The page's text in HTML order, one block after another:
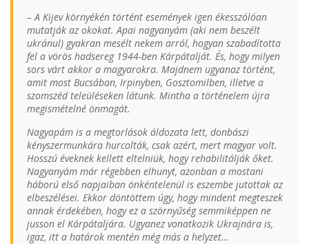
– A Kijev környékén történt események igen ékesszólóan
mutatják az okokat. Apai nagyanyám (aki nem beszélt
ukránul) gyakran mesélt nekem arról, hogyan szabadította
fel a vörös hadsereg 1944-ben Kárpátalját. És, hogy milyen
sors várt akkor a magyarokra. Majdnem ugyanaz történt,
amit most Bucsában, Irpinyben, Gosztomilben, illetve a
szomszéd teleüléseken látunk. Mintha a történelem újra
megismételné önmagát.
Nagyapám is a megtorlások áldozata lett, donbászi
kényszermunkára hurcolták, csak azért, mert magyar volt.
Hosszú éveknek kellett eltelniük, hogy rehabilitálják őket.
Nagyanyám már régebben elhunyt, azonban a mostani
háború első napjaiban önkéntelenül is eszembe jutottak az
elbeszélései. Ekkor döntöttem úgy, hogy mindent megteszek
annak érdekében, hogy ez a szörnyűség semmiképpen ne
jusson el Kárpátaljára. Ugyanez vonatkozik Ukrajnára is,
igaz, itt a határok mentén még más a helyzet…